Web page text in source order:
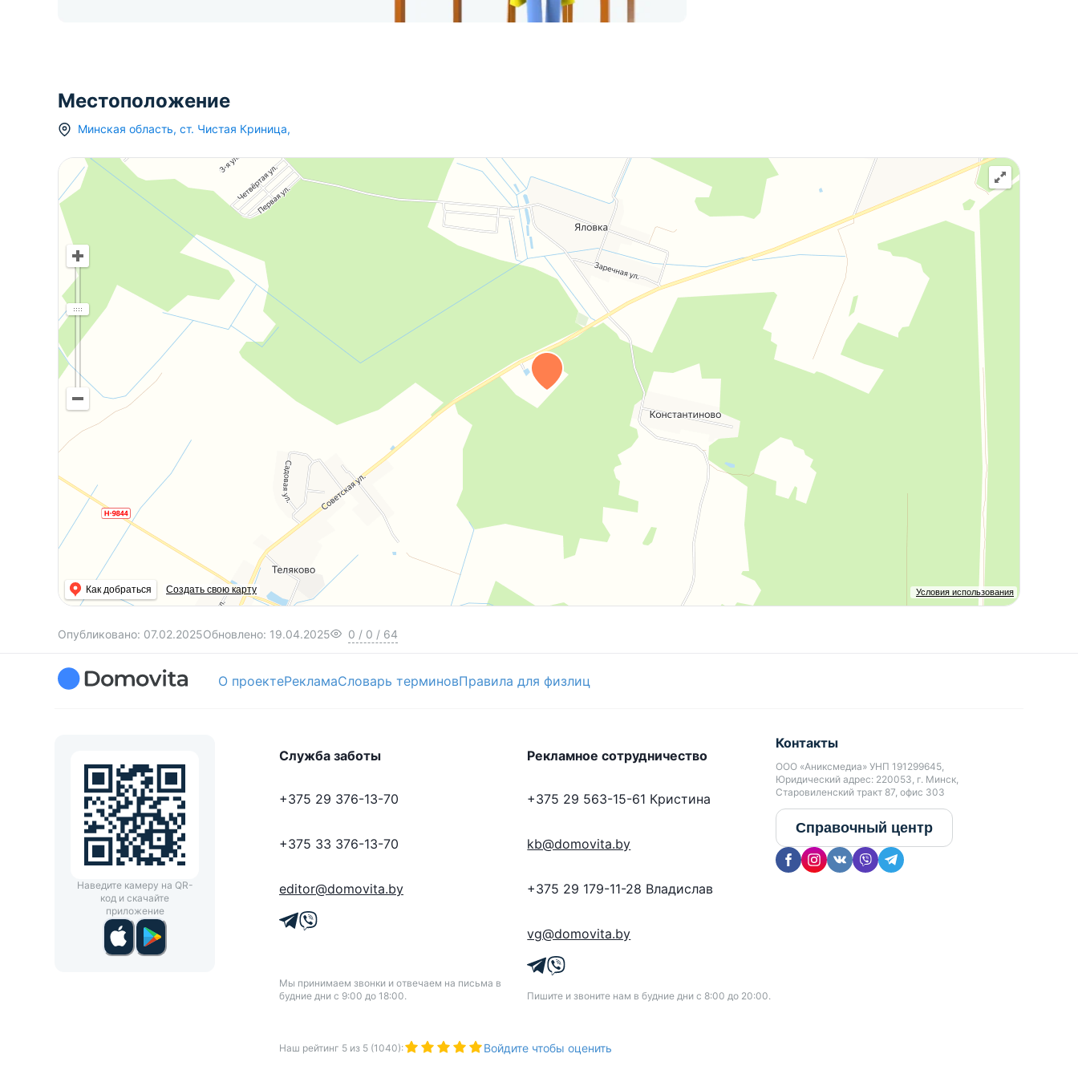
Местоположение
Минская область, ст. Чистая Криница,
Условия использования
Как добраться Создать свою карту
Опубликовано: 07.02.2025Обновлено: 19.04.2025 0 / 0 / 64
О проектеРекламаСловарь терминовПравила для физлиц
Наведите камеру на QR-
код и скачайте
приложение
Служба заботы
+375 29 376-13-70
+375 33 376-13-70
editor@domovita.by
Мы принимаем звонки и отвечаем на письма в
будние дни с 9:00 до 18:00.
Рекламное сотрудничество
+375 29 563-15-61 Кристина
kb@domovita.by
+375 29 179-11-28 Владислав
vg@domovita.by
Пишите и звоните нам в будние дни с 8:00 до 20:00.
Контакты
ООО «Аниксмедиа» УНП 191299645,
Юридический адрес: 220053, г. Минск,
Старовиленский тракт 87, офис 303
Справочный центр
Наш рейтинг 5 из 5 (1040): Войдите чтобы оценить